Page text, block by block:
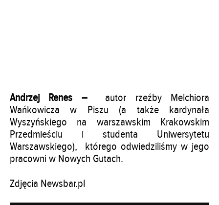
Andrzej Renes – autor rzeźby Melchiora
Wańkowicza w Piszu (a także kardynała
Wyszyńskiego na warszawskim Krakowskim
Przedmieściu i studenta Uniwersytetu
Warszawskiego), którego odwiedziliśmy w jego
pracowni w Nowych Gutach.
Zdjęcia Newsbar.pl